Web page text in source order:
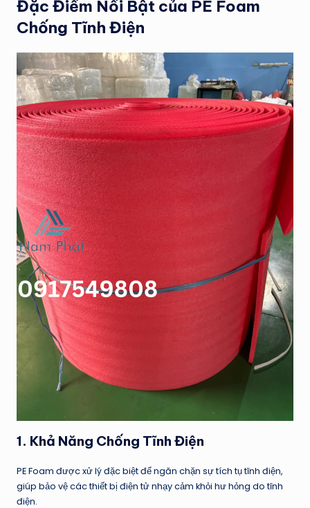
Đặc Điểm Nổi Bật của PE Foam
Chống Tĩnh Điện
1. Khả Năng Chống Tĩnh Điện
PE Foam được xử lý đặc biệt để ngăn chặn sự tích tụ tĩnh điện,
giúp bảo vệ các thiết bị điện tử nhạy cảm khỏi hư hỏng do tĩnh
điện.